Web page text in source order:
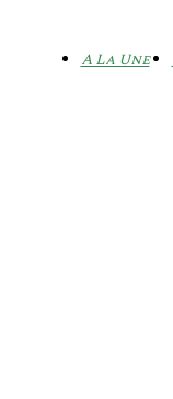
A La Une